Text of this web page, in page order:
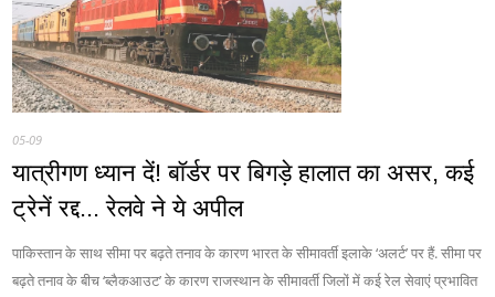
05-09
यात्रीगण ध्‍यान दें! बॉर्डर पर बिगड़े हालात का असर, कई
ट्रेनें रद्द... रेलवे ने ये अपील
पाकिस्तान के साथ सीमा पर बढ़ते तनाव के कारण भारत के सीमावर्ती इलाके ‘अलर्ट’ पर हैं. सीमा पर
बढ़ते तनाव के बीच ‘ब्लैकआउट’ के कारण राजस्थान के सीमावर्ती जिलों में कई रेल सेवाएं प्रभावित